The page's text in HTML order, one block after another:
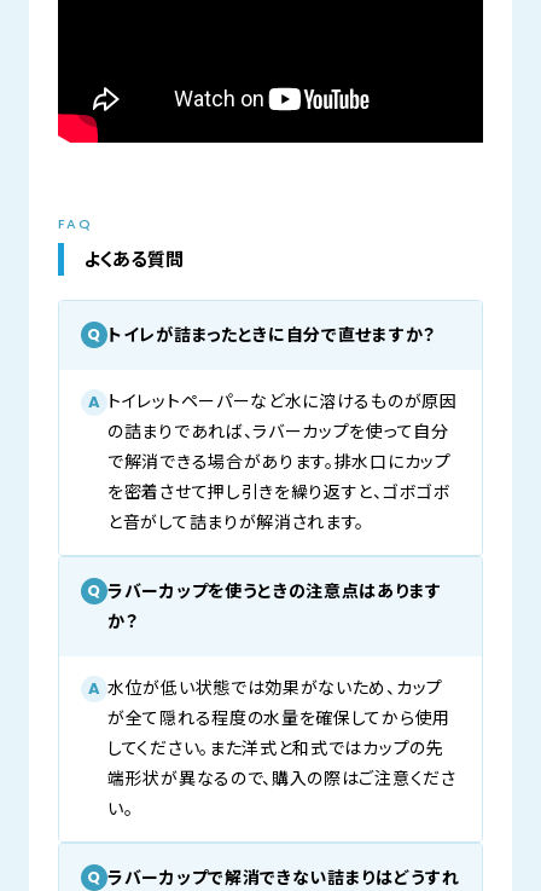
FAQ
よくある質問
Q トイレが詰まったときに自分で直せますか？
A トイレットペーパーなど水に溶けるものが原因
の詰まりであれば、ラバーカップを使って自分
で解消できる場合があります。排水口にカップ
を密着させて押し引きを繰り返すと、ゴボゴボ
と音がして詰まりが解消されます。
Q ラバーカップを使うときの注意点はあります
か？
A 水位が低い状態では効果がないため、カップ
が全て隠れる程度の水量を確保してから使用
してください。また洋式と和式ではカップの先
端形状が異なるので、購入の際はご注意くださ
い。
Q ラバーカップで解消できない詰まりはどうすれ